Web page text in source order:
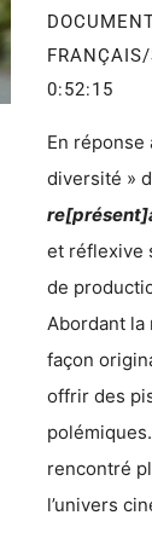
0:52:15
En réponse
diversité »
et réflexive
de
Abordant
façon
offrir des
rencontré
l’univers